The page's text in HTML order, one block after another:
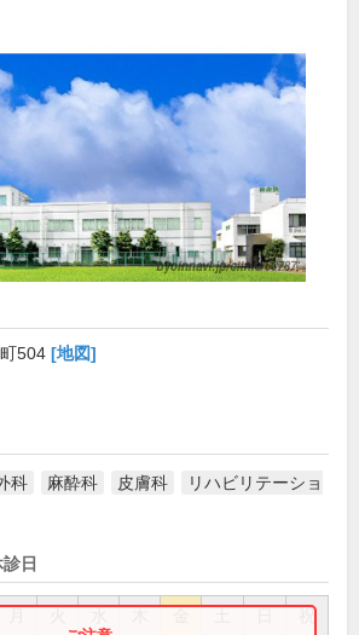
504 [地図]
科 麻酔科 皮膚科
リハビリテーショ
日
祝